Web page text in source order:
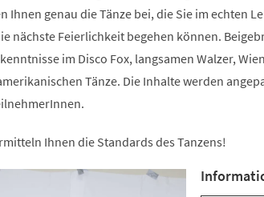
Ihnen genau die Tänze bei, die Sie im echten
nächste Feierlichkeit begehen können.
im Disco Fox, langsamen Walzer,
Tänze. Die Inhalte werden
Ihnen die Standards des Tanzens!